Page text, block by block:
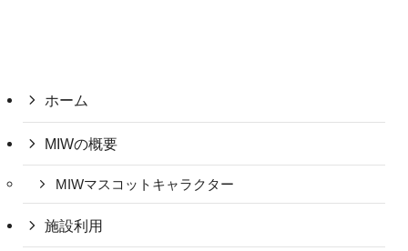
ホーム
MIWの概要
MIWマスコットキャラクター
施設利用